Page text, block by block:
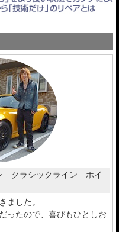
クラシックライン ホイ
ました。
ったので、喜びもひとしお